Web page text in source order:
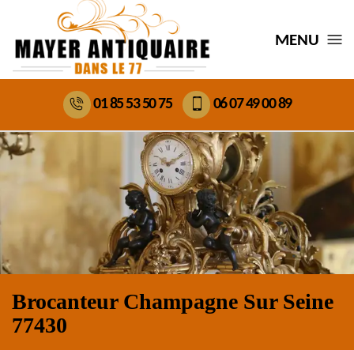
MENU
01 85 53 50 75 06 07 49 00 89
Brocanteur Champagne Sur Seine
77430